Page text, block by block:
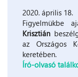
2020. április 18.
Figyelmükbe
Krisztián
az Országos
keretében.
Író-olvasó